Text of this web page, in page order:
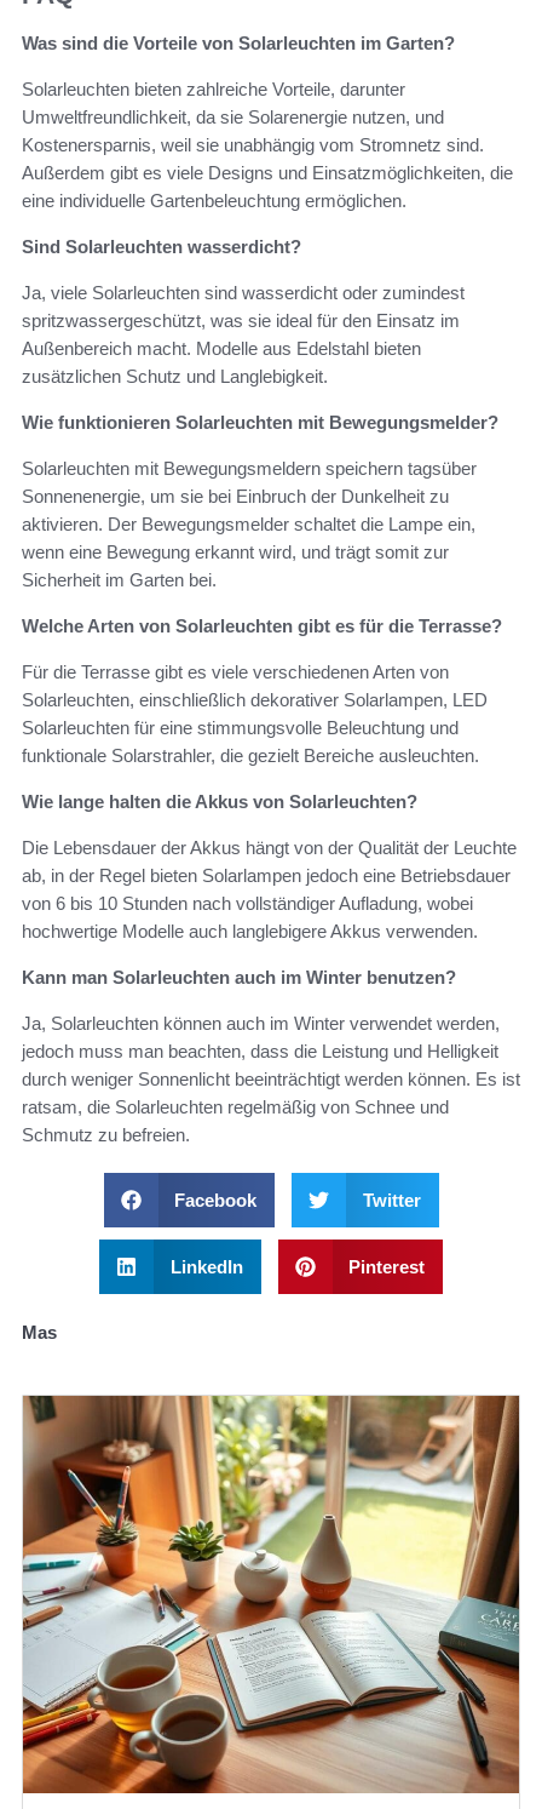
Was sind die Vorteile von Solarleuchten im Garten?
Solarleuchten bieten zahlreiche Vorteile, darunter
Umweltfreundlichkeit, da sie Solarenergie nutzen, und
Kostenersparnis, weil sie unabhängig vom Stromnetz sind.
Außerdem gibt es viele Designs und Einsatzmöglichkeiten, die
eine individuelle Gartenbeleuchtung ermöglichen.
Sind Solarleuchten wasserdicht?
Ja, viele Solarleuchten sind wasserdicht oder zumindest
spritzwassergeschützt, was sie ideal für den Einsatz im
Außenbereich macht. Modelle aus Edelstahl bieten
zusätzlichen Schutz und Langlebigkeit.
Wie funktionieren Solarleuchten mit Bewegungsmelder?
Solarleuchten mit Bewegungsmeldern speichern tagsüber
Sonnenenergie, um sie bei Einbruch der Dunkelheit zu
aktivieren. Der Bewegungsmelder schaltet die Lampe ein,
wenn eine Bewegung erkannt wird, und trägt somit zur
Sicherheit im Garten bei.
Welche Arten von Solarleuchten gibt es für die Terrasse?
Für die Terrasse gibt es viele verschiedenen Arten von
Solarleuchten, einschließlich dekorativer Solarlampen, LED
Solarleuchten für eine stimmungsvolle Beleuchtung und
funktionale Solarstrahler, die gezielt Bereiche ausleuchten.
Wie lange halten die Akkus von Solarleuchten?
Die Lebensdauer der Akkus hängt von der Qualität der Leuchte
ab, in der Regel bieten Solarlampen jedoch eine Betriebsdauer
von 6 bis 10 Stunden nach vollständiger Aufladung, wobei
hochwertige Modelle auch langlebigere Akkus verwenden.
Kann man Solarleuchten auch im Winter benutzen?
Ja, Solarleuchten können auch im Winter verwendet werden,
jedoch muss man beachten, dass die Leistung und Helligkeit
durch weniger Sonnenlicht beeinträchtigt werden können. Es ist
ratsam, die Solarleuchten regelmäßig von Schnee und
Schmutz zu befreien.
Facebook Twitter
LinkedIn Pinterest
Mas